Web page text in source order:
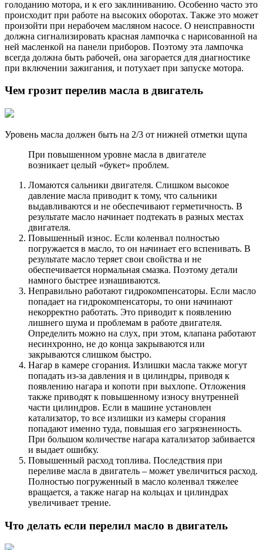
голоданию мотора, и к его заклиниванию. Особенно часто это
происходит при работе на высоких оборотах. Также это может
произойти при нерабочем масляном насосе. О неисправности
должна сигнализировать красная лампочка с нарисованной на
ней масленкой на панели приборов. Поэтому эта лампочка
всегда должна быть рабочей, она загорается для диагностике
при включении зажигания, и потухает при запуске мотора.
Чем грозит перелив масла в двигатель
Уровень масла должен быть на 2/3 от нижней отметки щупа
При повышенном уровне масла в двигателе
возникает целый «букет» проблем.
Ломаются сальники двигателя. Слишком высокое
давление масла приводит к тому, что сальники
выдавливаются и не обеспечивают герметичность. В
результате масло начинает подтекать в разных местах
двигателя.
Повышенный износ. Если коленвал полностью
погружается в масло, то он начинает его вспенивать. В
результате масло теряет свои свойства и не
обеспечивается нормальная смазка. Поэтому детали
намного быстрее изнашиваются.
Неправильно работают гидрокомпенсаторы. Если масло
попадает на гидрокомпенсаторы, то они начинают
некорректно работать. Это приводит к появлению
лишнего шума и проблемам в работе двигателя.
Определить можно на слух, при этом, клапана работают
несинхронно, не до конца закрываются или
закрываются слишком быстро.
Нагар в камере сгорания. Излишки масла также могут
попадать из-за давления и в цилиндры, приводя к
появлению нагара и копоти при выхлопе. Отложения
также приводят к повышенному износу внутренней
части цилиндров. Если в машине установлен
катализатор, то все излишки из камеры сгорания
попадают именно туда, повышая его загрязненность.
При большом количестве нагара катализатор забивается
и выдает ошибку.
Повышенный расход топлива. Последствия при
переливе масла в двигатель – может увеличиться расход.
Полностью погруженный в масло коленвал тяжелее
вращается, а также нагар на кольцах и цилиндрах
увеличивает трение.
Что делать если перелил масло в двигатель